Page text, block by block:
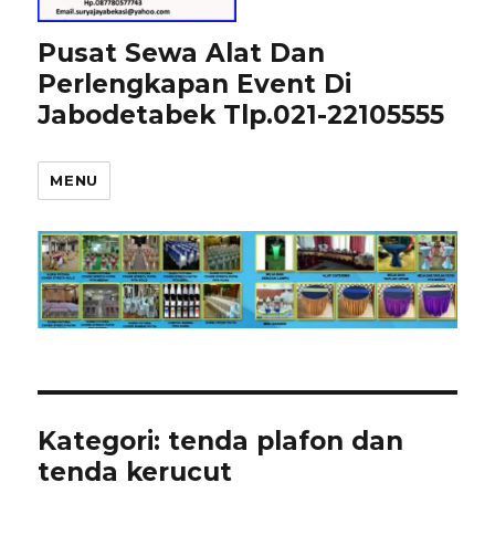
Pusat Sewa Alat Dan
Perlengkapan Event Di
Jabodetabek Tlp.021-22105555
MENU
Kategori: tenda plafon dan
tenda kerucut